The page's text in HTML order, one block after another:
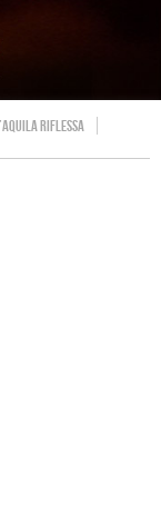
RIFLESSA